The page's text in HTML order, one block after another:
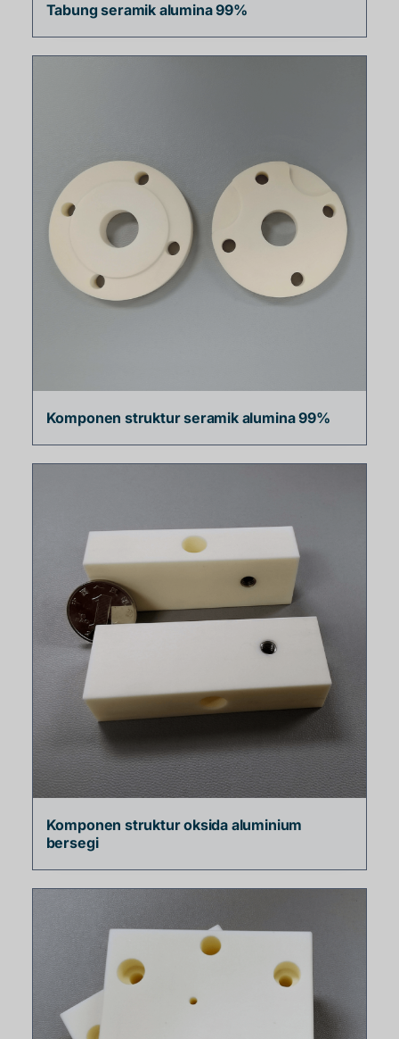
Tabung seramik alumina 99%
Komponen struktur seramik alumina 99%
Komponen struktur oksida aluminium
bersegi